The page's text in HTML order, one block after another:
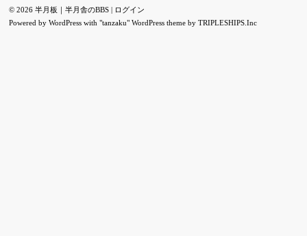
© 2026 半月板｜半月舎のBBS | ログイン
Powered by WordPresswith "tanzaku" WordPress theme by TRIPLESHIPS.Inc